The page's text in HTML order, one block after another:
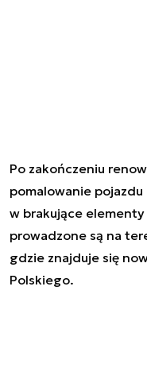
Po zakończeniu
pomalowanie
w brakujące
prowadzone są na
gdzie znajduje się
Polskiego.